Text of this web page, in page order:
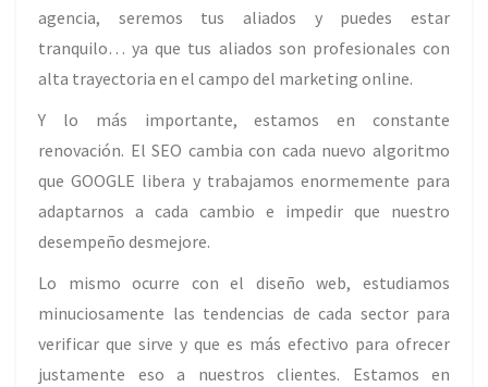
agencia, seremos tus aliados y puedes estar
tranquilo… ya que tus aliados son profesionales con
alta trayectoria en el campo del marketing online.
Y lo más importante, estamos en constante
renovación. El SEO cambia con cada nuevo algoritmo
que GOOGLE libera y trabajamos enormemente para
adaptarnos a cada cambio e impedir que nuestro
desempeño desmejore.
Lo mismo ocurre con el diseño web, estudiamos
minuciosamente las tendencias de cada sector para
verificar que sirve y que es más efectivo para ofrecer
justamente eso a nuestros clientes. Estamos en